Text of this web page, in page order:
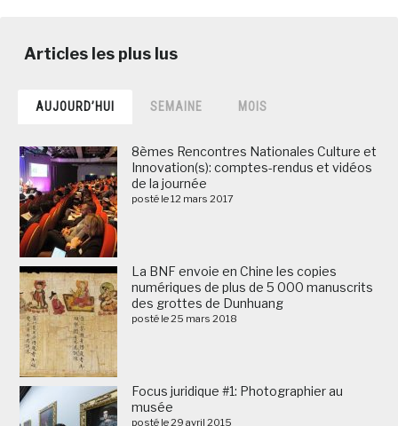
AUJOURD’HUI SEMAINE MOIS
8èmes Rencontres Nationales Culture et
Innovation(s): comptes-rendus et vidéos
de la journée
posté le 12 mars 2017
La BNF envoie en Chine les copies
numériques de plus de 5 000 manuscrits
des grottes de Dunhuang
posté le 25 mars 2018
Focus juridique #1: Photographier au
musée
posté le 29 avril 2015